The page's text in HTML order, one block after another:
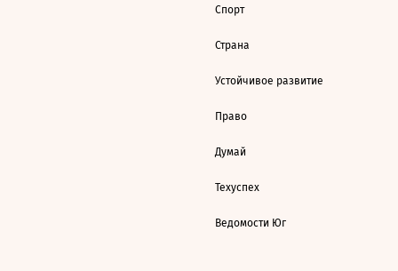
Спорт
Страна
Устойчивое развитие
Право
Думай
Техуспех
Ведомости Юг